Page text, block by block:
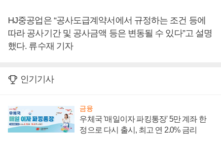
HJ중공업은 “공사도급계약서에서 규정하는 조건 등에
따라 공사기간 및 공사금액 등은 변동될 수 있다”고 설명
했다. 류수재 기자
인기기사
금융
우체국 '매일이자 파킹통장' 5만 계좌 한
정으로 다시 출시, 최고 연 2.0% 금리